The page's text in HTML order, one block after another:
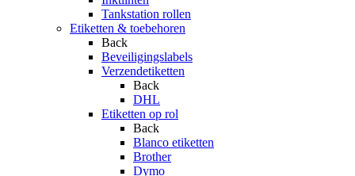
Tankstation rollen
Etiketten & toebehoren
Back
Beveiligingslabels
Verzendetiketten
Back
DHL
Etiketten op rol
Back
Blanco etiketten
Brother
Dymo